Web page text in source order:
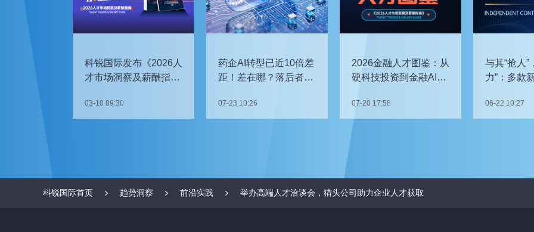
科锐国际发布《2026人
才市场洞察及薪酬指
03-10 09:30
药企AI转型已近10倍差
距！差在哪？落后者该
07-23 10:26
2026金融人才图鉴：从
硬科技投资到金融AI，
单？
07-20 17:58
与其“抢人”
力”：多款
关键人才？
06-22 10:27
科锐国际首页 趋势洞察 前沿实践 举办高端人才洽谈会，猎头公司助力企业人才获取